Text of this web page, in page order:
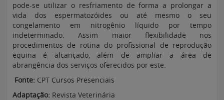
pode-se utilizar o resfriamento de forma a prolongar a
vida dos espermatozóides ou até mesmo o seu
congelamento em nitrogênio líquido por tempo
indeterminado. Assim maior flexibilidade nos
procedimentos de rotina do profissional de reprodução
equina é alcançado, além de ampliar a área de
abrangência dos serviços oferecidos por este.
Fonte: CPT Cursos Presenciais
Adaptação: Revista Veterinária